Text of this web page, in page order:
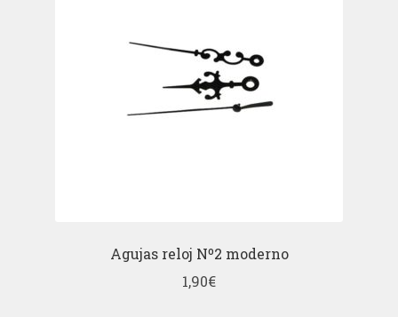
Agujas reloj Nº2 moderno
1,90€